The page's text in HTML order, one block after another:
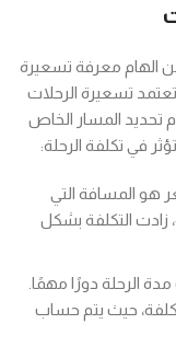
الهام معرفة تسعيرة
تسعيرة الرحلات
تحديد المسار الخاص
في تكلفة الرحلة:
هو المسافة التي
زادت التكلفة بشكل
الرحلة دورًا مهمًا.
حيث يتم حساب